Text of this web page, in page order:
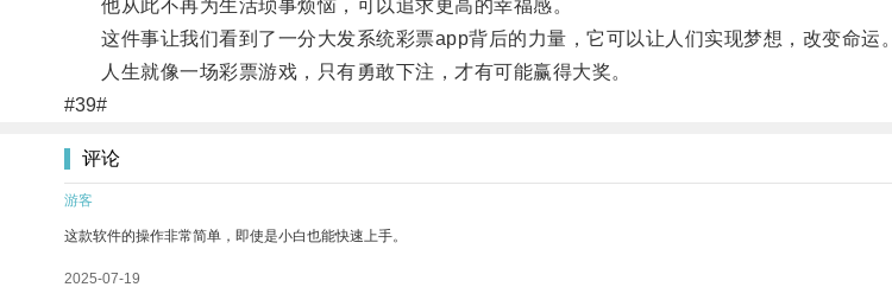
他从此不再为生活琐事烦恼，可以追求更高的幸福感。
这件事让我们看到了一分大发系统彩票app背后的力量，它可以让人们实现梦想，改变命运。
人生就像一场彩票游戏，只有勇敢下注，才有可能赢得大奖。
#39#
评论
游客
这款软件的操作非常简单，即使是小白也能快速上手。
2025-07-19